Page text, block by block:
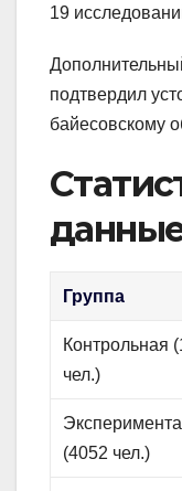
19
подтвердил
байесовскому
Группа
Контрольная
чел.)
(4052 чел.)